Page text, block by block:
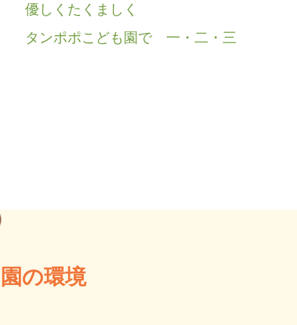
優しくたくましく
タンポポこども園で 一・二・三
の環境